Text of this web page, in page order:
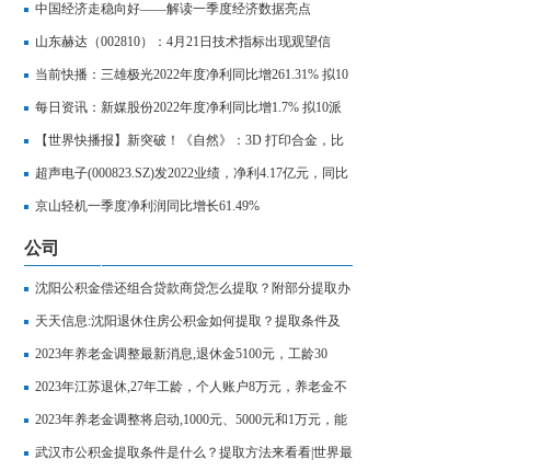
生日送礼物排行
中国经济走稳向好——解读一季度经济数据亮点
山东赫达（002810）：4月21日技术指标出现观望信
号-“黑三兵”|每日热文
当前快播：三雄极光2022年度净利同比增261.31% 拟10
派6元
每日资讯：新媒股份2022年度净利同比增1.7% 拟10派
13.6元
【世界快播报】新突破！《自然》：3D 打印合金，比
现有顶级材料抗压 600 倍
超声电子(000823.SZ)发2022业绩，净利4.17亿元，同比
增长10.94%，每10股派1元
京山轻机一季度净利润同比增长61.49%
公司
沈阳公积金偿还组合贷款商贷怎么提取？附部分提取办
理流程-今日看点
天天信息:沈阳退休住房公积金如何提取？提取条件及
材料
2023年养老金调整最新消息,退休金5100元，工龄30
年，事退人能涨1000元吗
2023年江苏退休,27年工龄，个人账户8万元，养老金不
到2000元？
2023年养老金调整将启动,1000元、5000元和1万元，能
涨多少钱？|今日报
武汉市公积金提取条件是什么？提取方法来看看|世界最